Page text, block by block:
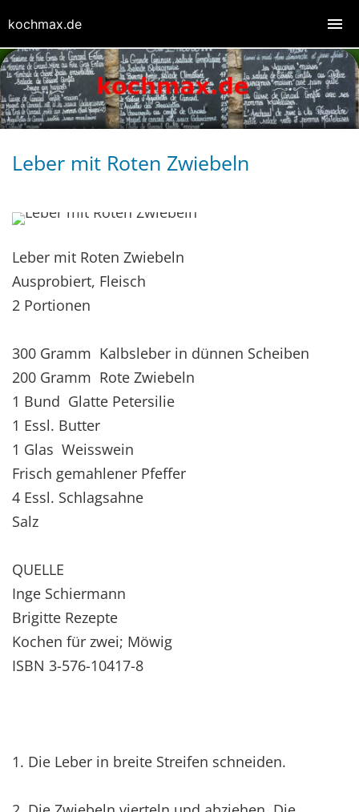
Leber mit Roten Zwiebeln
Leber mit Roten Zwiebeln
Ausprobiert, Fleisch
2 Portionen
300 Gramm Kalbsleber in dünnen Scheiben
200 Gramm Rote Zwiebeln
1 Bund Glatte Petersilie
1 Essl. Butter
1 Glas Weisswein
Frisch gemahlener Pfeffer
4 Essl. Schlagsahne
Salz
QUELLE
Inge Schiermann
Brigitte Rezepte
Kochen für zwei; Möwig
ISBN 3-576-10417-8
1. Die Leber in breite Streifen schneiden.
kochmax.de